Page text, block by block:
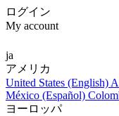
ログイン
My account
ja
アメリカ
United States (English)
México (Español)
ヨーロッパ